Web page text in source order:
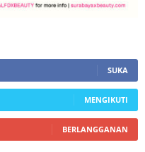
SUKA
MENGIKUTI
BERLANGGANAN